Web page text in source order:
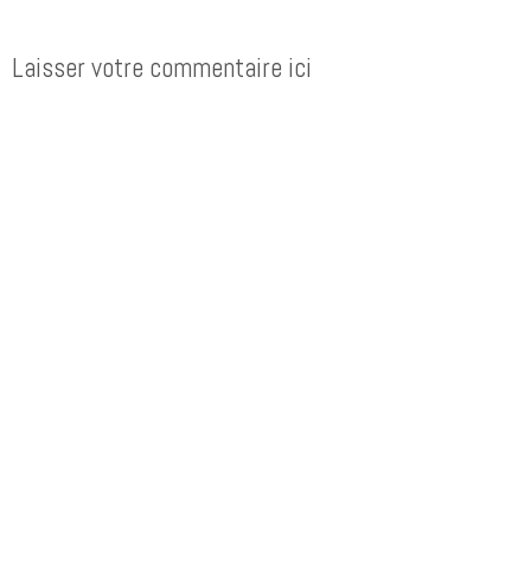
Laisser votre commentaire ici